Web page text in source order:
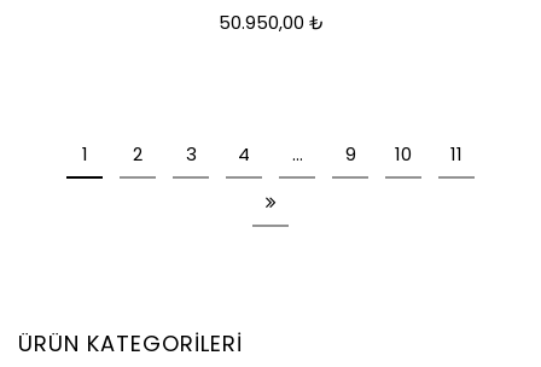
50.950,00 ₺
1 2 3 4 … 9 10 11
ÜRÜN KATEGORILERI